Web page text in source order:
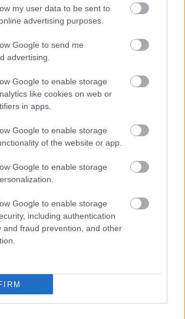
my user data to be sent to
advertising purposes.
Google to send me
advertising.
Google to enable storage
like cookies on web or
in apps.
Google to enable storage
of the website or app.
Google to enable storage
Google to enable storage
including authentication
and fraud prevention, and other
egy évig csak pizzát